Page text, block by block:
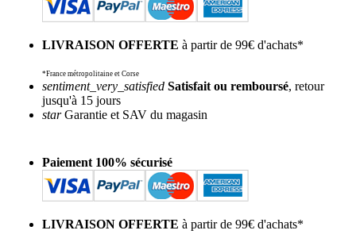
LIVRAISON OFFERTE à partir de 99€ d'achats*
*France métropolitaine et Corse
sentiment_very_satisfied Satisfait ou remboursé, retour
jusqu'à 15 jours
starGarantie et SAV du magasin
Paiement 100% sécurisé
LIVRAISON OFFERTE à partir de 99€ d'achats*